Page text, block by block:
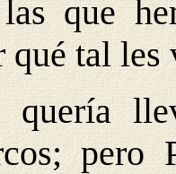
que
qué tal les
pero